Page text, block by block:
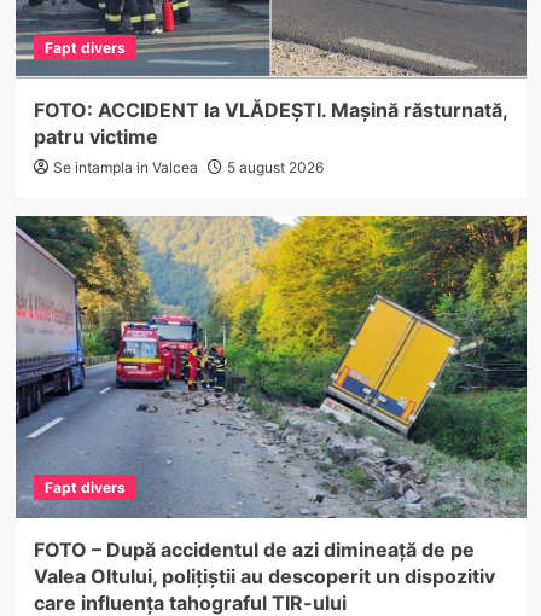
Fapt divers
FOTO: ACCIDENT la VLĂDEȘTI. Mașină răsturnată,
patru victime
Se intampla in Valcea 5 august 2026
Fapt divers
FOTO – După accidentul de azi dimineață de pe
Valea Oltului, polițiștii au descoperit un dispozitiv
care influența tahograful TIR-ului